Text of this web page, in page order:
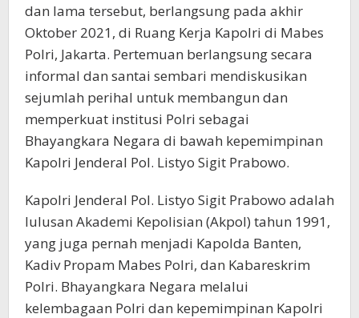
dan lama tersebut, berlangsung pada akhir
Oktober 2021, di Ruang Kerja Kapolri di Mabes
Polri, Jakarta. Pertemuan berlangsung secara
informal dan santai sembari mendiskusikan
sejumlah perihal untuk membangun dan
memperkuat institusi Polri sebagai
Bhayangkara Negara di bawah kepemimpinan
Kapolri Jenderal Pol. Listyo Sigit Prabowo.
Kapolri Jenderal Pol. Listyo Sigit Prabowo adalah
lulusan Akademi Kepolisian (Akpol) tahun 1991,
yang juga pernah menjadi Kapolda Banten,
Kadiv Propam Mabes Polri, dan Kabareskrim
Polri. Bhayangkara Negara melalui
kelembagaan Polri dan kepemimpinan Kapolri